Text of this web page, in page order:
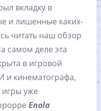
вкладку в
и лишенные каких-
читать наш обзор
самом деле эта
в игровой
и кинематографа,
уже
Enola